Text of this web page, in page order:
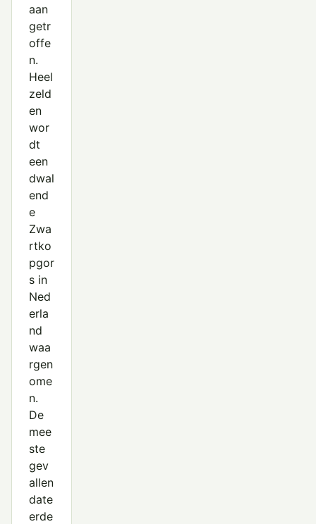
aan
getr
offe
n.
Heel
zeld
en
wor
dt
een
dwal
end
e
Zwa
rtko
pgor
s in
Ned
erla
nd
waa
rgen
ome
n.
De
mee
ste
gev
allen
date
erde